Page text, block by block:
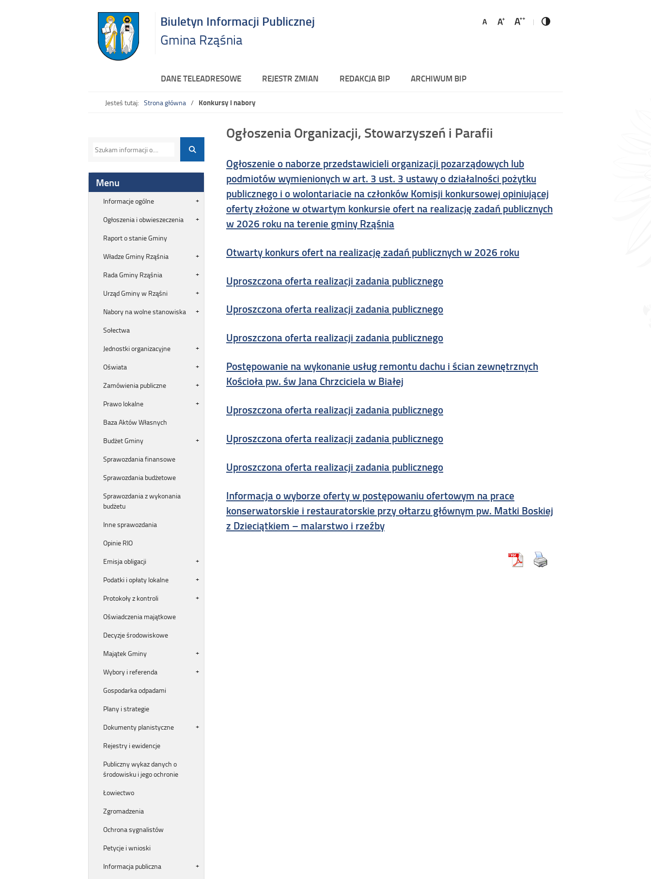
Biuletyn Informacji Publicznej
Gmina Rząśnia
DANE TELEADRESOWE REJESTR ZMIAN REDAKCJA BIP ARCHIWUM BIP
Jesteś tutaj: Strona główna Konkursy i nabory
Ogłoszenia Organizacji, Stowarzyszeń i Parafii
Ogłoszenie o naborze przedstawicieli organizacji pozarządowych lub
podmiotów wymienionych w art. 3 ust. 3 ustawy o działalności pożytku
publicznego i o wolontariacie na członków Komisji konkursowej opiniującej
oferty złożone w otwartym konkursie ofert na realizację zadań publicznych
w 2026 roku na terenie gminy Rząśnia
Otwarty konkurs ofert na realizację zadań publicznych w 2026 roku
Uproszczona oferta realizacji zadania publicznego
Uproszczona oferta realizacji zadania publicznego
Uproszczona oferta realizacji zadania publicznego
Postępowanie na wykonanie usług remontu dachu i ścian zewnętrznych
Kościoła pw. św Jana Chrzciciela w Białej
Uproszczona oferta realizacji zadania publicznego
Uproszczona oferta realizacji zadania publicznego
Uproszczona oferta realizacji zadania publicznego
Informacja o wyborze oferty w postępowaniu ofertowym na prace
konserwatorskie i restauratorskie przy ołtarzu głównym pw. Matki Boskiej
z Dzieciątkiem – malarstwo i rzeźby
Menu
Informacje ogólne
Ogłoszenia i obwieszeczenia
Raport o stanie Gminy
Władze Gminy Rząśnia
Rada Gminy Rząśnia
Urząd Gminy w Rząśni
Nabory na wolne stanowiska
Sołectwa
Jednostki organizacyjne
Oświata
Zamówienia publiczne
Prawo lokalne
Baza Aktów Własnych
Budżet Gminy
Sprawozdania finansowe
Sprawozdania budżetowe
Sprawozdania z wykonania
budżetu
Inne sprawozdania
Opinie RIO
Emisja obligacji
Podatki i opłaty lokalne
Protokoły z kontroli
Oświadczenia majątkowe
Decyzje środowiskowe
Majątek Gminy
Wybory i referenda
Gospodarka odpadami
Plany i strategie
Dokumenty planistyczne
Rejestry i ewidencje
Publiczny wykaz danych o
środowisku i jego ochronie
Łowiectwo
Zgromadzenia
Ochrona sygnalistów
Petycje i wnioski
Informacja publiczna